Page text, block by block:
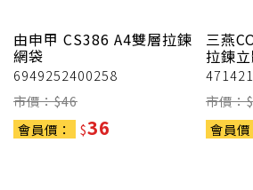
由申甲 CS386 A4雙層拉鍊
網袋
6949252400258
市價：$46
會員價：
$36
三燕
拉鍊
市價：$
會員價